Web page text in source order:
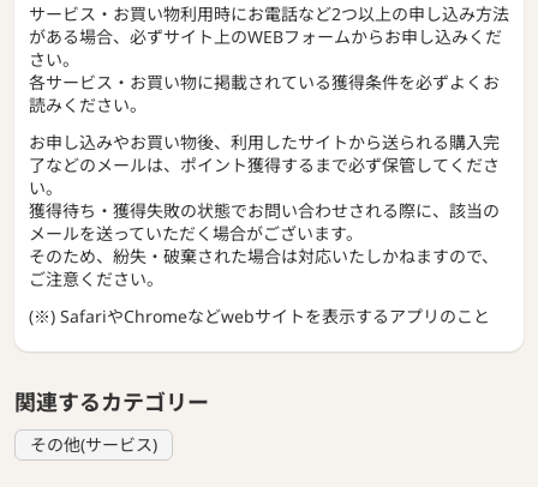
サービス・お買い物利用時にお電話など2つ以上の申し込み方法
がある場合、必ずサイト上のWEBフォームからお申し込みくだ
さい。
各サービス・お買い物に掲載されている獲得条件を必ずよくお
読みください。
お申し込みやお買い物後、利用したサイトから送られる購入完
了などのメールは、ポイント獲得するまで必ず保管してくださ
い。
獲得待ち・獲得失敗の状態でお問い合わせされる際に、該当の
メールを送っていただく場合がございます。
そのため、紛失・破棄された場合は対応いたしかねますので、
ご注意ください。
(※) SafariやChromeなどwebサイトを表示するアプリのこと
関連するカテゴリー
その他(サービス)